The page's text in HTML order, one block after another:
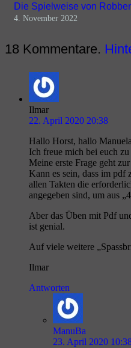
Die Spielweise von
4. November 2022
18 Kommentare.
Ilmar
22. April 2020 20:38
Hallo Horst, hallo
Ich freue mich bei euch zu
Meine erste Frage geht
Kann es sein, dass im
allen Takten die
angegeben sind, um aus
Aber das Üben mit Pdf
ist genial.
Auf viele weitere
Ilmar
Antworten
ManuBa
23. April 2020